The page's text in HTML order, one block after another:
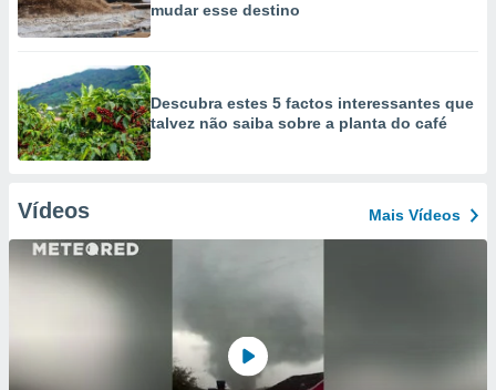
mudar esse destino
Descubra estes 5 factos interessantes que
talvez não saiba sobre a planta do café
Vídeos Mais Vídeos